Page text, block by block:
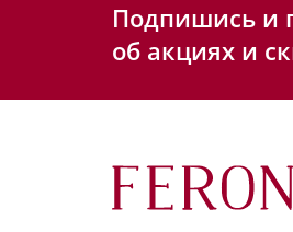
Подпишись и
об акциях и